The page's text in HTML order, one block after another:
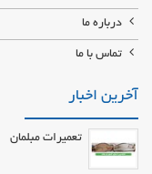
درباره ما
تماس با ما
آخرین اخبار
تعمیرات مبلمان